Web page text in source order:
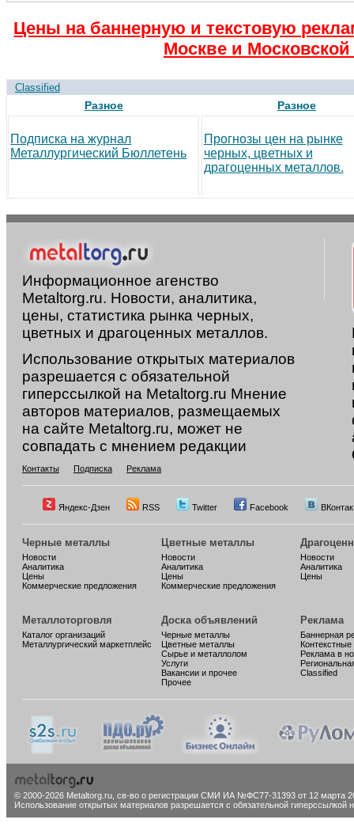
Цены на баннерную и текстовую
Москве и Московской
Classified
Разное
Подписка на журнал
Металлургический Бюллетень
Разное
Прогнозы цен на рынке
черных, цветных и
драгоценных металлов.
Информационное агенство
Metaltorg.ru. Новости, аналитика,
цены, статистика рынка черных,
цветных и драгоценных металлов.
Использование открытых материалов
разрешается с обязательной
гиперссылкой на Metaltorg.ru Мнение
авторов материалов, размещаемых
на сайте Metaltorg.ru, может не
совпадать с мнением редакции
Контакты Подписка Реклама
Яндекс-Дзен RSS Twitter Facebook
Черные металлы
Новости
Аналитика
Цены
Коммерческие предложения
Цветные металлы
Новости
Аналитика
Цены
Коммерческие предложения
Новости
Аналитика
Цены
Металлоторговля
Каталог организаций
Металлургический маркетплейс
Доска объявлений
Черные металлы
Цветные металлы
Сырье и металлолом
Услуги
Вакансии и прочее
Прочее
Реклама
Баннерная
Реклама в
Classified
© 2000-2026 Metaltorg.ru, св-во о регистрации СМИ ИА №ФС77-31393 от 12 марта
Использование открытых материалов разрешается с обязательной гиперссылкой